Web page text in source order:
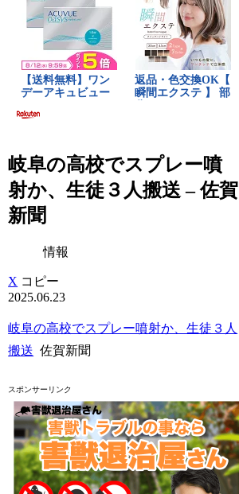
岐阜の高校でスプレー噴
射か、生徒３人搬送 – 佐賀
新聞
情報
X コピー
2025.06.23
岐阜の高校でスプレー噴射か、生徒３人
搬送 佐賀新聞
スポンサーリンク